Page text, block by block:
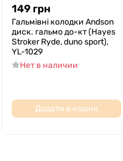
149 грн
Гальмівні колодки Andson
диск. гальмо до-кт (Hayes
Stroker Ryde, duno sport),
YL-1029
Нет в наличии
Додати в кошик